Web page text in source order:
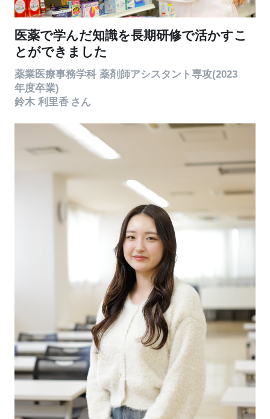
医薬で学んだ知識を長期研修で活かすこ
とができました
薬業医療事務学科 薬剤師アシスタント専攻(2023
年度卒業)
鈴木 利里香 さん